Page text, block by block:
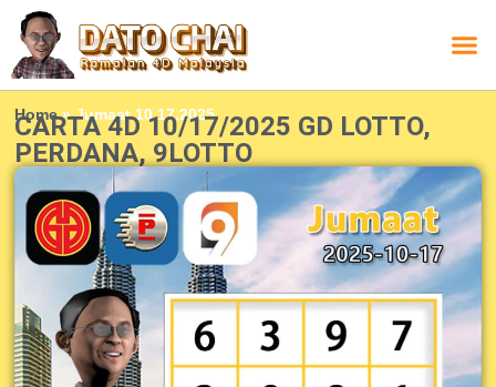
Home»Jumaat 10.17.2025
CARTA 4D 10/17/2025 GD LOTTO,
PERDANA, 9LOTTO